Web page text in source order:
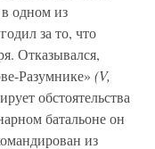
одном из
за то, что
Отказывался,
Разумнике» (V,
обстоятельства
батальоне он
из